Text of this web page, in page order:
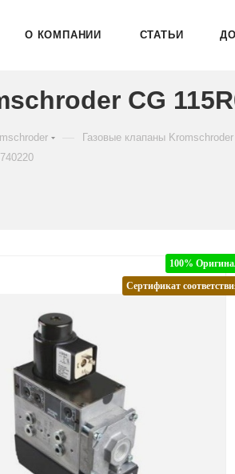
О КОМПАНИИ СТАТЬИ
CG
Газовые клапаны Kromschroder
100%
Сертификат